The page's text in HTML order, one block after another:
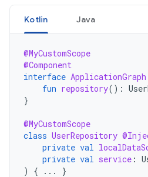
Kotlin Java
@MyCustomScope
@Component
interface ApplicationGraph
fun repository():
}
@MyCustomScope
class UserRepository
private val
private val service :
)
{ ... }